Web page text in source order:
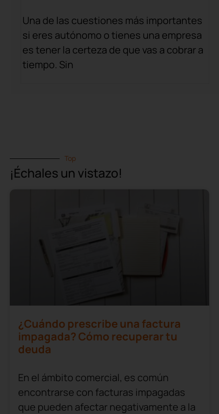
Una de las cuestiones más importantes
si eres autónomo o tienes una empresa
es tener la certeza de que vas a cobrar a
tiempo. Sin
Top
¡Échales un vistazo!
¿Cuándo prescribe una factura
impagada? Cómo recuperar tu
deuda
En el ámbito comercial, es común
encontrarse con facturas impagadas
que pueden afectar negativamente a la